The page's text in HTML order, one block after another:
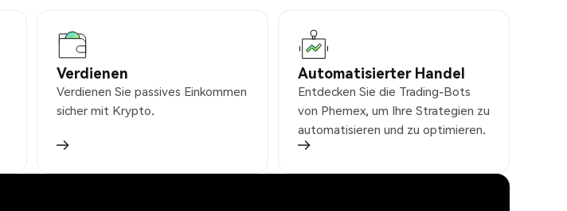
Verdienen
Verdienen Sie passives Einkommen
sicher mit Krypto.
Automatisierter Handel
Entdecken Sie die Trading-Bots
von Phemex, um Ihre Strategien zu
automatisieren und zu optimieren.